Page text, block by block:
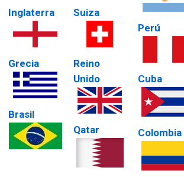
Inglaterra
Grecia
Brasil
Suiza
Reino
Unido
Qatar
Perú
Cuba
Colombia